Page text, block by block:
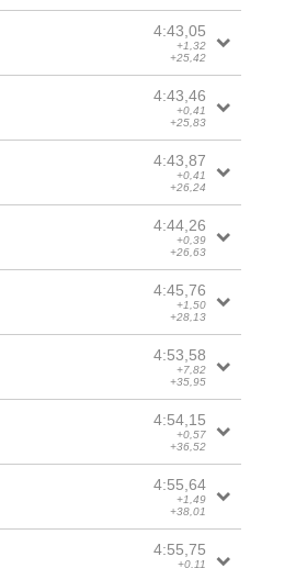
4:43,05
+1,32
+25,42
4:43,46
+0,41
+25,83
4:43,87
+0,41
+26,24
4:44,26
+0,39
+26,63
4:45,76
+1,50
+28,13
4:53,58
+7,82
+35,95
4:54,15
+0,57
+36,52
4:55,64
+1,49
+38,01
4:55,75
+0,11